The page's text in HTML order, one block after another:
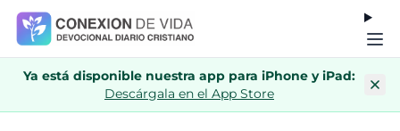
Ya está disponible nuestra app para iPhone y iPad:
Descárgala en el App Store